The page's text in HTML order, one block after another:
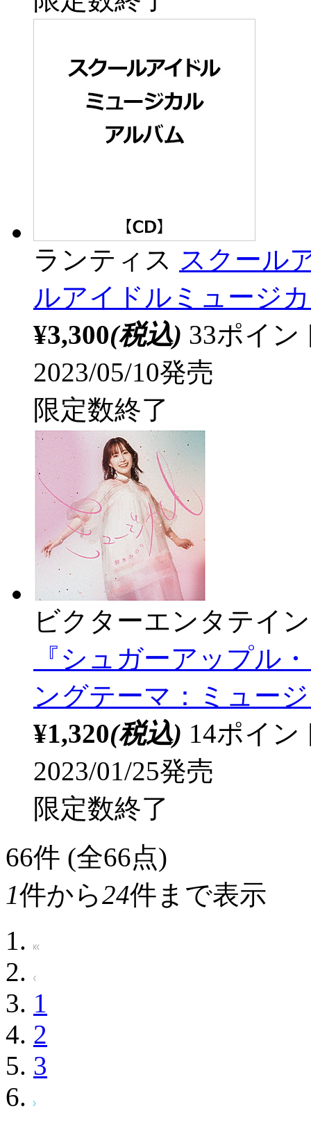
ランティス スクール
ルアイドルミュージ
¥3,300(税込) 33ポイ
2023/05/10発売
限定数終了
ビクターエンタテイ
『シュガーアップル
ングテーマ：ミュー
¥1,320(税込) 14ポイ
2023/01/25発売
限定数終了
66件 (全66点)
1件から24件まで表示
1
2
3